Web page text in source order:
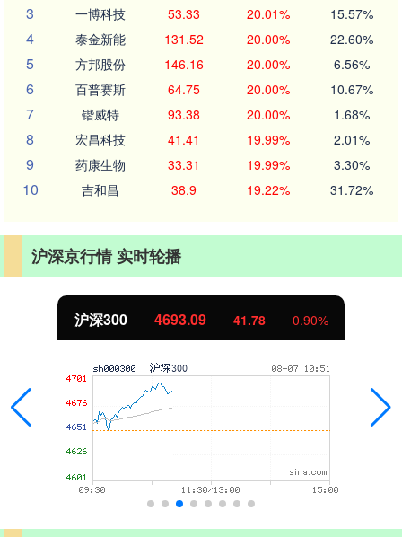
3 一博科技 53.33 20.01% 15.57%
4 泰金新能 131.52 20.00% 22.60%
5 方邦股份 146.16 20.00% 6.56%
6 百普赛斯 64.75 20.00% 10.67%
7 锴威特 93.38 20.00% 1.68%
8 宏昌科技 41.41 19.99% 2.01%
9 药康生物 33.31 19.99% 3.30%
10 吉和昌 38.9 19.22% 31.72%
沪深京行情 实时轮播
沪深300 4693.09 41.78 0.90%